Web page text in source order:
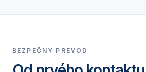
BEZPEČNÝ PREVOD